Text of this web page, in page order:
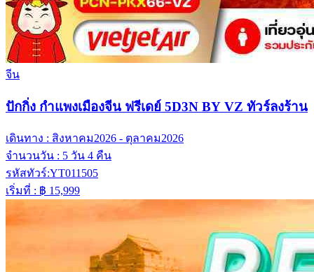
จีน
ปักกิ่ง กำแพงเมืองจีน ฟรีเดย์ 5D3N BY VZ ทัวร์ลงร้าน
เดินทาง : สิงหาคม2026 - ตุลาคม2026
จำนวนวัน : 5 วัน 4 คืน
รหัสทัวร์:YT011505
เริ่มที่ : ฿ 15,999